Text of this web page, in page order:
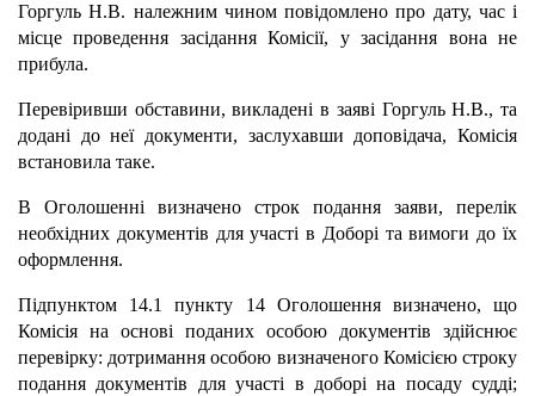
Горгуль Н.В. належним чином повідомлено про дату, час і
місце проведення засідання Комісії, у засідання вона не
прибула.
Перевіривши обставини, викладені в заяві Горгуль Н.В., та
додані до неї документи, заслухавши доповідача, Комісія
встановила таке.
В Оголошенні визначено строк подання заяви, перелік
необхідних документів для участі в Доборі та вимоги до їх
оформлення.
Підпунктом 14.1 пункту 14 Оголошення визначено, що
Комісія на основі поданих особою документів здійснює
перевірку: дотримання особою визначеного Комісією строку
подання документів для участі в доборі на посаду судді;